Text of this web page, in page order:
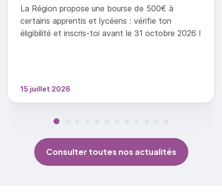
La Région propose une bourse de 500€ à
certains apprentis et lycéens : vérifie ton
éligibilité et inscris-toi avant le 31 octobre 2026 !
15 juillet 2026
Consulter toutes nos actualités